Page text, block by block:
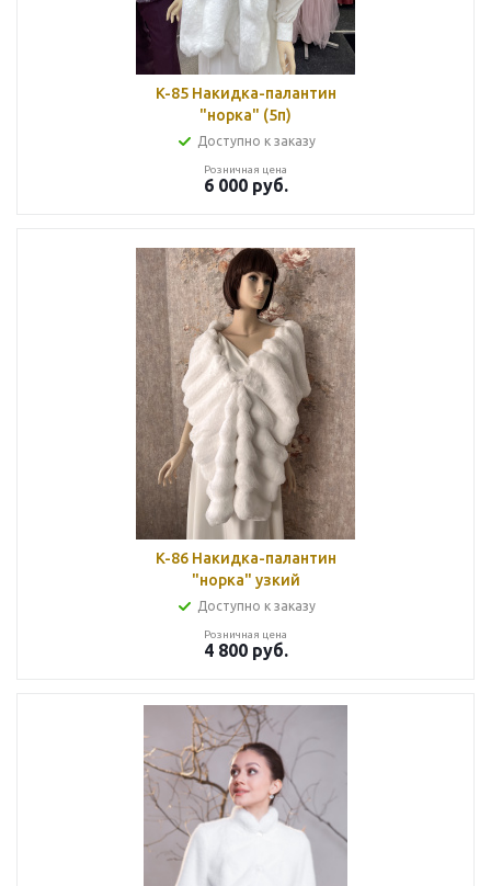
K-85 Накидка-палантин
"норка" (5п)
Доступно к заказу
Розничная цена
6 000руб.
K-86 Накидка-палантин
"норка" узкий
Доступно к заказу
Розничная цена
4 800руб.